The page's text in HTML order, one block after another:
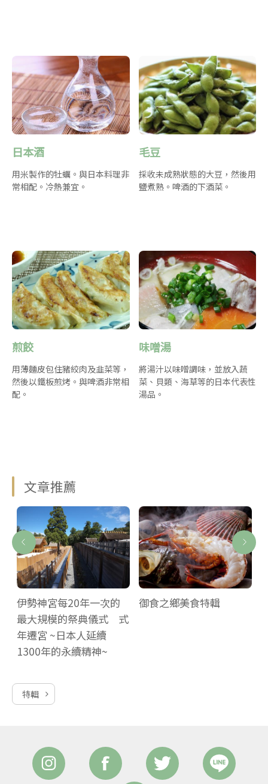
日本酒
用米製作的牡蠣。與日本料理非
常相配。冷熱兼宜。
毛豆
採收未成熟狀態的大豆，然後用
鹽煮熟。啤酒的下酒菜。
煎餃
用薄麵皮包住豬絞肉及韭菜等，
然後以鐵板煎烤。與啤酒非常相
配。
味噌湯
將湯汁以味噌調味，並放入蔬
菜、貝類、海草等的日本代表性
湯品。
文章推薦
伊勢神宮每20年一次的
最大規模的祭典儀式 式
年遷宮 ~日本人延續
1300年的永續精神~
御食之鄉美食特輯
特輯